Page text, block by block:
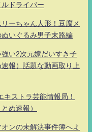
ドライバー
ーちゃん人形！豆腐メ
いぐるみ男子末路編
い2次元嫁だいすき子
報）話題な動画取り上
ストラ芸能情報局！
め速報）
ンの未解決事件簿へよ